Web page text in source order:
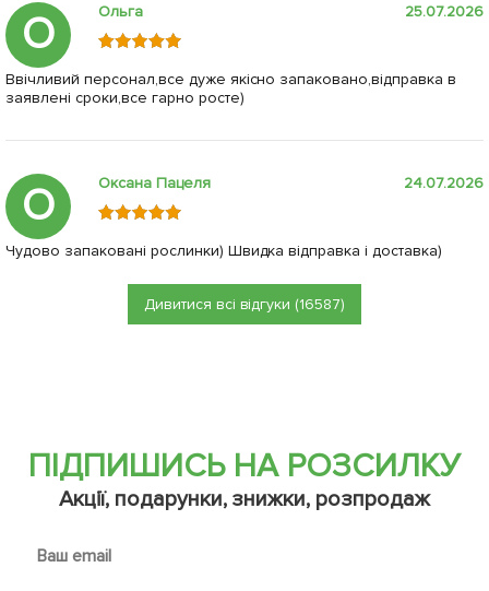
О Ольга 25.07.2026
Ввічливий персонал,все дуже якісно запаковано,відправка в
заявлені сроки,все гарно росте)
О Оксана Пацеля 24.07.2026
Чудово запаковані рослинки) Швидка відправка і доставка)
Дивитися всі відгуки (16587)
ПІДПИШИСЬ НА РОЗСИЛКУ
Акції, подарунки, знижки, розпродаж